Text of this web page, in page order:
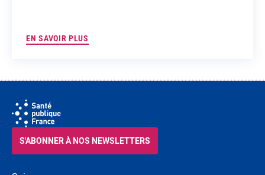
EN SAVOIR PLUS
S'ABONNER À NOS NEWSLETTERS